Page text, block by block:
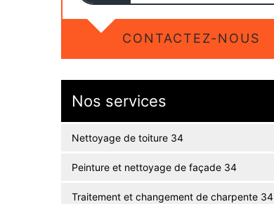
CONTACTEZ-NOUS
Nos services
Nettoyage de toiture 34
Peinture et nettoyage de façade 34
Traitement et changement de charpente 34